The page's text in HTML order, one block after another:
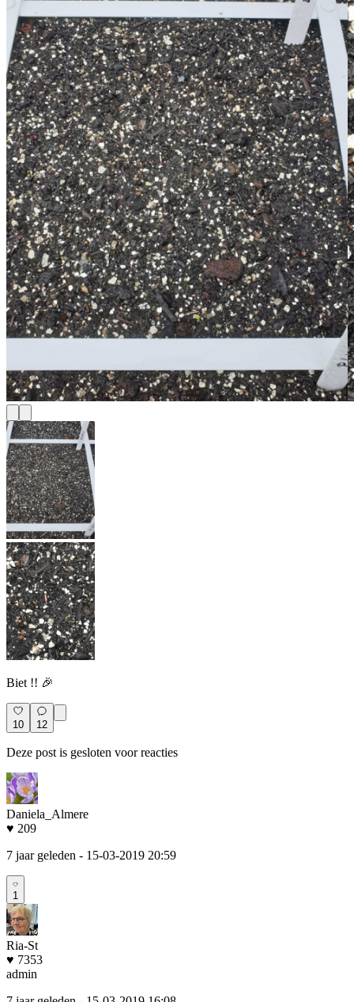
Biet !! 🎉
10 12
Deze post is gesloten voor reacties
Daniela_Almere
♥ 209
7 jaar geleden - 15-03-2019 20:59
1
Ria-St
♥ 7353
admin